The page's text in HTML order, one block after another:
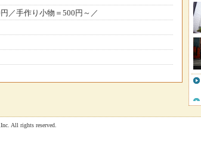
／手作り小物＝500円～／
All rights reserved.